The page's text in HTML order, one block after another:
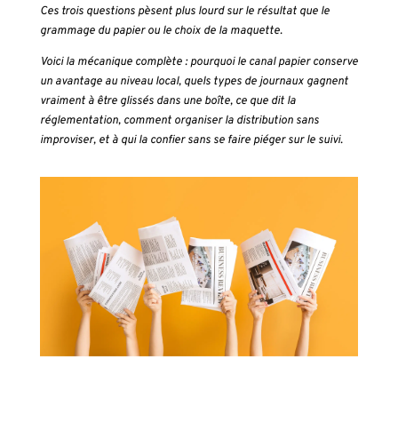
Ces trois questions pèsent plus lourd sur le résultat que le
grammage du papier ou le choix de la maquette.
Voici la mécanique complète : pourquoi le canal papier conserve
un avantage au niveau local, quels types de journaux gagnent
vraiment à être glissés dans une boîte, ce que dit la
réglementation, comment organiser la distribution sans
improviser, et à qui la confier sans se faire piéger sur le suivi.